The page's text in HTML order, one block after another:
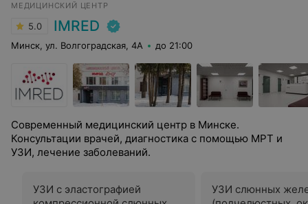
МЕДИЦИНСКИЙ ЦЕНТР
5.0 IMRED
Минск, ул. Волгоградская, 4А до 21:00
Современный медицинский центр в Минске.
Консультации врачей, диагностика с помощью МРТ и
УЗИ, лечение заболеваний.
УЗИ с эластографией
УЗИ слюнных